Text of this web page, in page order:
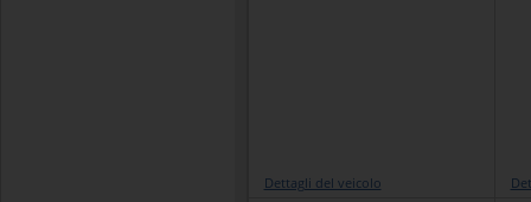
Dettagli del veicolo